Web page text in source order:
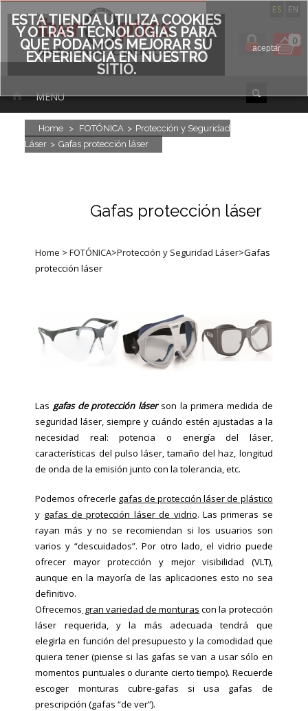
ES EN
0
MENU
Home > FOTÓNICA > Protección y Seguridad
Láser > Gafas protección láser
Gafas protección láser
Home > FOTÓNICA>Protección y Seguridad Láser>Gafas
protección láser
Lasgafas de protección láserson la primera medida de
seguridad láser, siempre y cuándo estén ajustadas a la
necesidad real: potencia o energía del láser,
características del pulso láser, tamaño del haz, longitud
de onda de la emisión junto con la tolerancia, etc.
Podemos ofrecerle gafas de protección láser de plástico
y gafas de protección láser de vidrio. Las primeras se
rayan más y no se recomiendan si los usuarios son
varios y “descuidados”. Por otro lado, el vidrio puede
ofrecer mayor protección y mejor visibilidad (VLT),
aunque en la mayoría de las aplicaciones esto no sea
definitivo.
Ofrecemos gran variedad de monturas con la protección
láser requerida, y la más adecuada tendrá que
elegirla en función del presupuesto y la comodidad que
quiera tener (piense si las gafas se van a usar sólo en
momentos puntuales o durante cierto tiempo). Recuerde
escoger monturas cubre-gafas si usa gafas de
prescripción (gafas “de ver”).
ESTA TIENDA UTILIZA COOKIES
Y OTRAS TECNOLOGÍAS PARA
QUE PODAMOS MEJORAR SU
EXPERIENCIA EN NUESTRO
SITIO.
aceptar